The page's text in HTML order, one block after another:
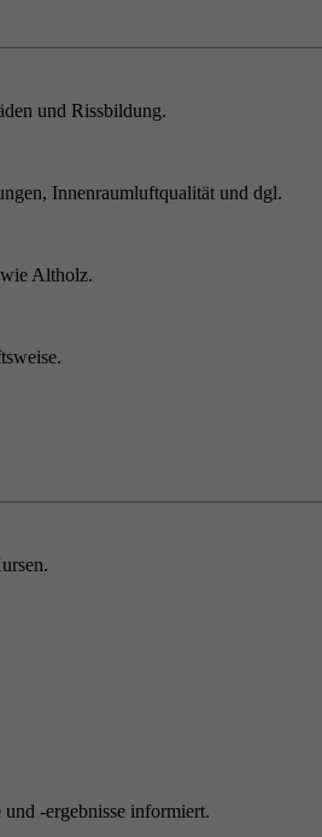
und Rissbildung.
Innenraumluftqualität und dgl.
Altholz.
-ergebnisse informiert.